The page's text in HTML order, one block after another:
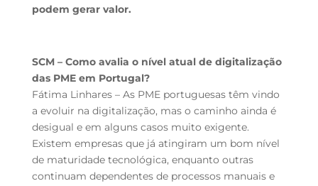
podem gerar valor.
SCM – Como avalia o nível atual de digitalização
das PME em Portugal?
Fátima Linhares – As PME portuguesas têm vindo
a evoluir na digitalização, mas o caminho ainda é
desigual e em alguns casos muito exigente.
Existem empresas que já atingiram um bom nível
de maturidade tecnológica, enquanto outras
continuam dependentes de processos manuais e